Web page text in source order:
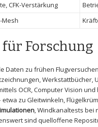
⁢CFK-Verstärkung
Mesh
Forschung
⁢Daten ‌zu frühen
⁤OCR, Computer‌ Vision
zu ⁢Gleitwinkeln,
, Windkanaltests bei
sind quelloffene